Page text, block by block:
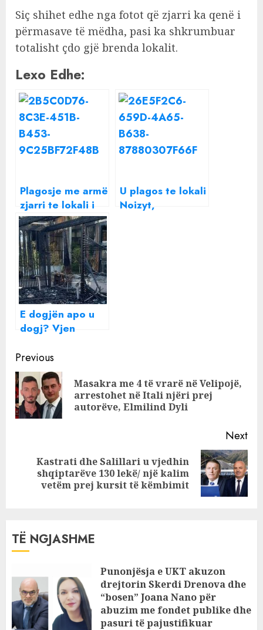
Siç shihet edhe nga fotot që zjarri ka qenë i
përmasave të mëdha, pasi ka shkrumbuar
totalisht çdo gjë brenda lokalit.
Lexo Edhe:
Plagosje me armë
zjarri te lokali i
Noizyt në Durrës
U plagos te lokali
Noizyt,
E dogjën apo u
dogj? Vjen
Noizyt pasi flakët
përpinë lokali
Continue
Reading
Previous
Masakra me 4 të vrarë në Velipojë,
arrestohet në Itali njëri prej
autorëve, Elmilind Dyli
Next
Next
Kastrati dhe Salillari u vjedhin
shqiptarëve 130 lekë/ një kalim
vetëm prej kursit të këmbimit
TË NGJASHME
Punonjësja e UKT akuzon
drejtorin Skerdi Drenova dhe
“bosen” Joana Nano për
abuzim me fondet publike dhe
pasuri të pajustifikuar